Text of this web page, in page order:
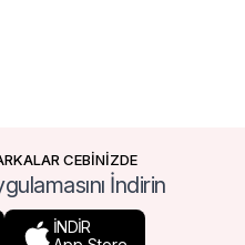
CEBİNİZDE
İndirin
İNDİR